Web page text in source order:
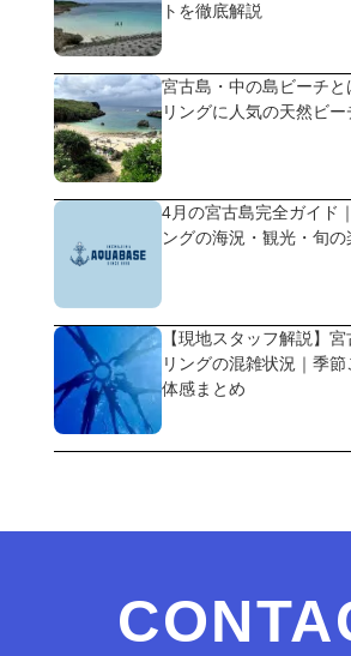
トを徹底解説
宮古島・中の島ビーチと
リングに人気の天然ビー
4月の宮古島完全ガイド
ングの海況・観光・旬
【現地スタッフ解説】宮
リングの混雑状況｜季
体感まとめ